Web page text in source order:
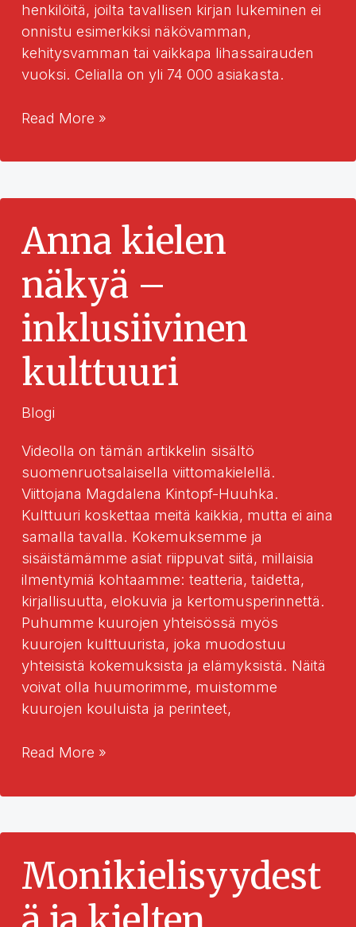
henkilöitä, joilta tavallisen kirjan lukeminen ei
onnistu esimerkiksi näkövamman,
kehitysvamman tai vaikkapa lihassairauden
vuoksi. Celialla on yli 74 000 asiakasta.
Kirjallisuutta
kielellä
Read More »
Anna kielen
näkyä –
inklusiivinen
kulttuuri
Blogi
Videolla on tämän artikkelin sisältö
suomenruotsalaisella viittomakielellä.
Viittojana Magdalena Kintopf-Huuhka.
Kulttuuri koskettaa meitä kaikkia, mutta ei aina
samalla tavalla. Kokemuksemme ja
sisäistämämme asiat riippuvat siitä, millaisia
ilmentymiä kohtaamme: teatteria, taidetta,
kirjallisuutta, elokuvia ja kertomusperinnettä.
Puhumme kuurojen yhteisössä myös
kuurojen kulttuurista, joka muodostuu
yhteisistä kokemuksista ja elämyksistä. Näitä
voivat olla huumorimme, muistomme
kuurojen kouluista ja perinteet,
Anna
näkyä
inklusiivinen
kulttuuri
Read More »
Monikielisyydest